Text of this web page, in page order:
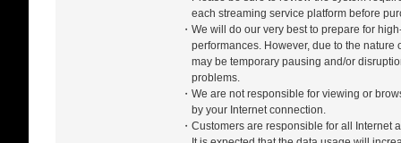
each streaming service platform before
・We will do our very best to prepare for
performances. However, due to the nature
may be temporary pausing and/or
problems.
・We are not responsible for viewing or
by your Internet connection.
・Customers are responsible for all Internet